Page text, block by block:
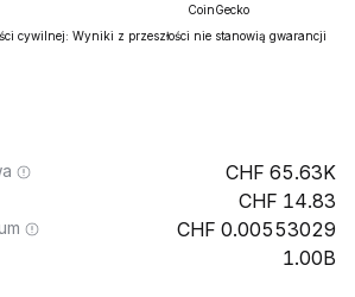
CoinGecko
cywilnej: Wyniki z przeszłości nie stanowią gwarancji
65.63K
14.83
0.00553029
1.00B